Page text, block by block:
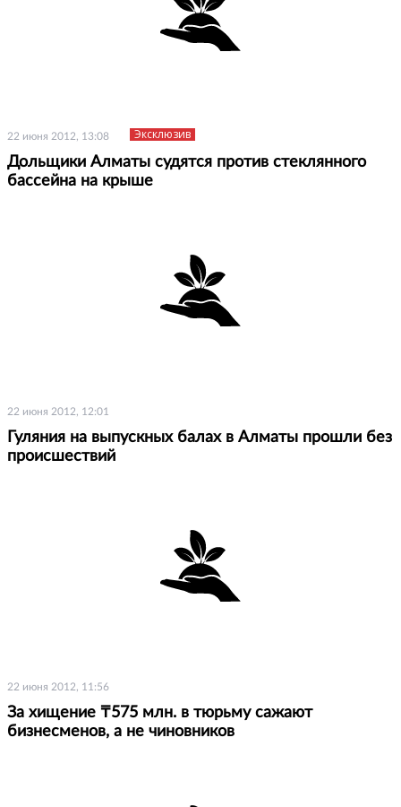
22 июня 2012, 13:08 Эксклюзив
Дольщики Алматы судятся против стеклянного
бассейна на крыше
22 июня 2012, 12:01
Гуляния на выпускных балах в Алматы прошли без
происшествий
22 июня 2012, 11:56
За хищение ₸575 млн. в тюрьму сажают
бизнесменов, а не чиновников